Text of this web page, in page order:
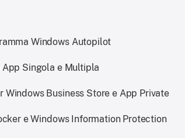
Windows Autopilot
Singola e Multipla
Windows Business Store e App Private
e Windows Information Protection